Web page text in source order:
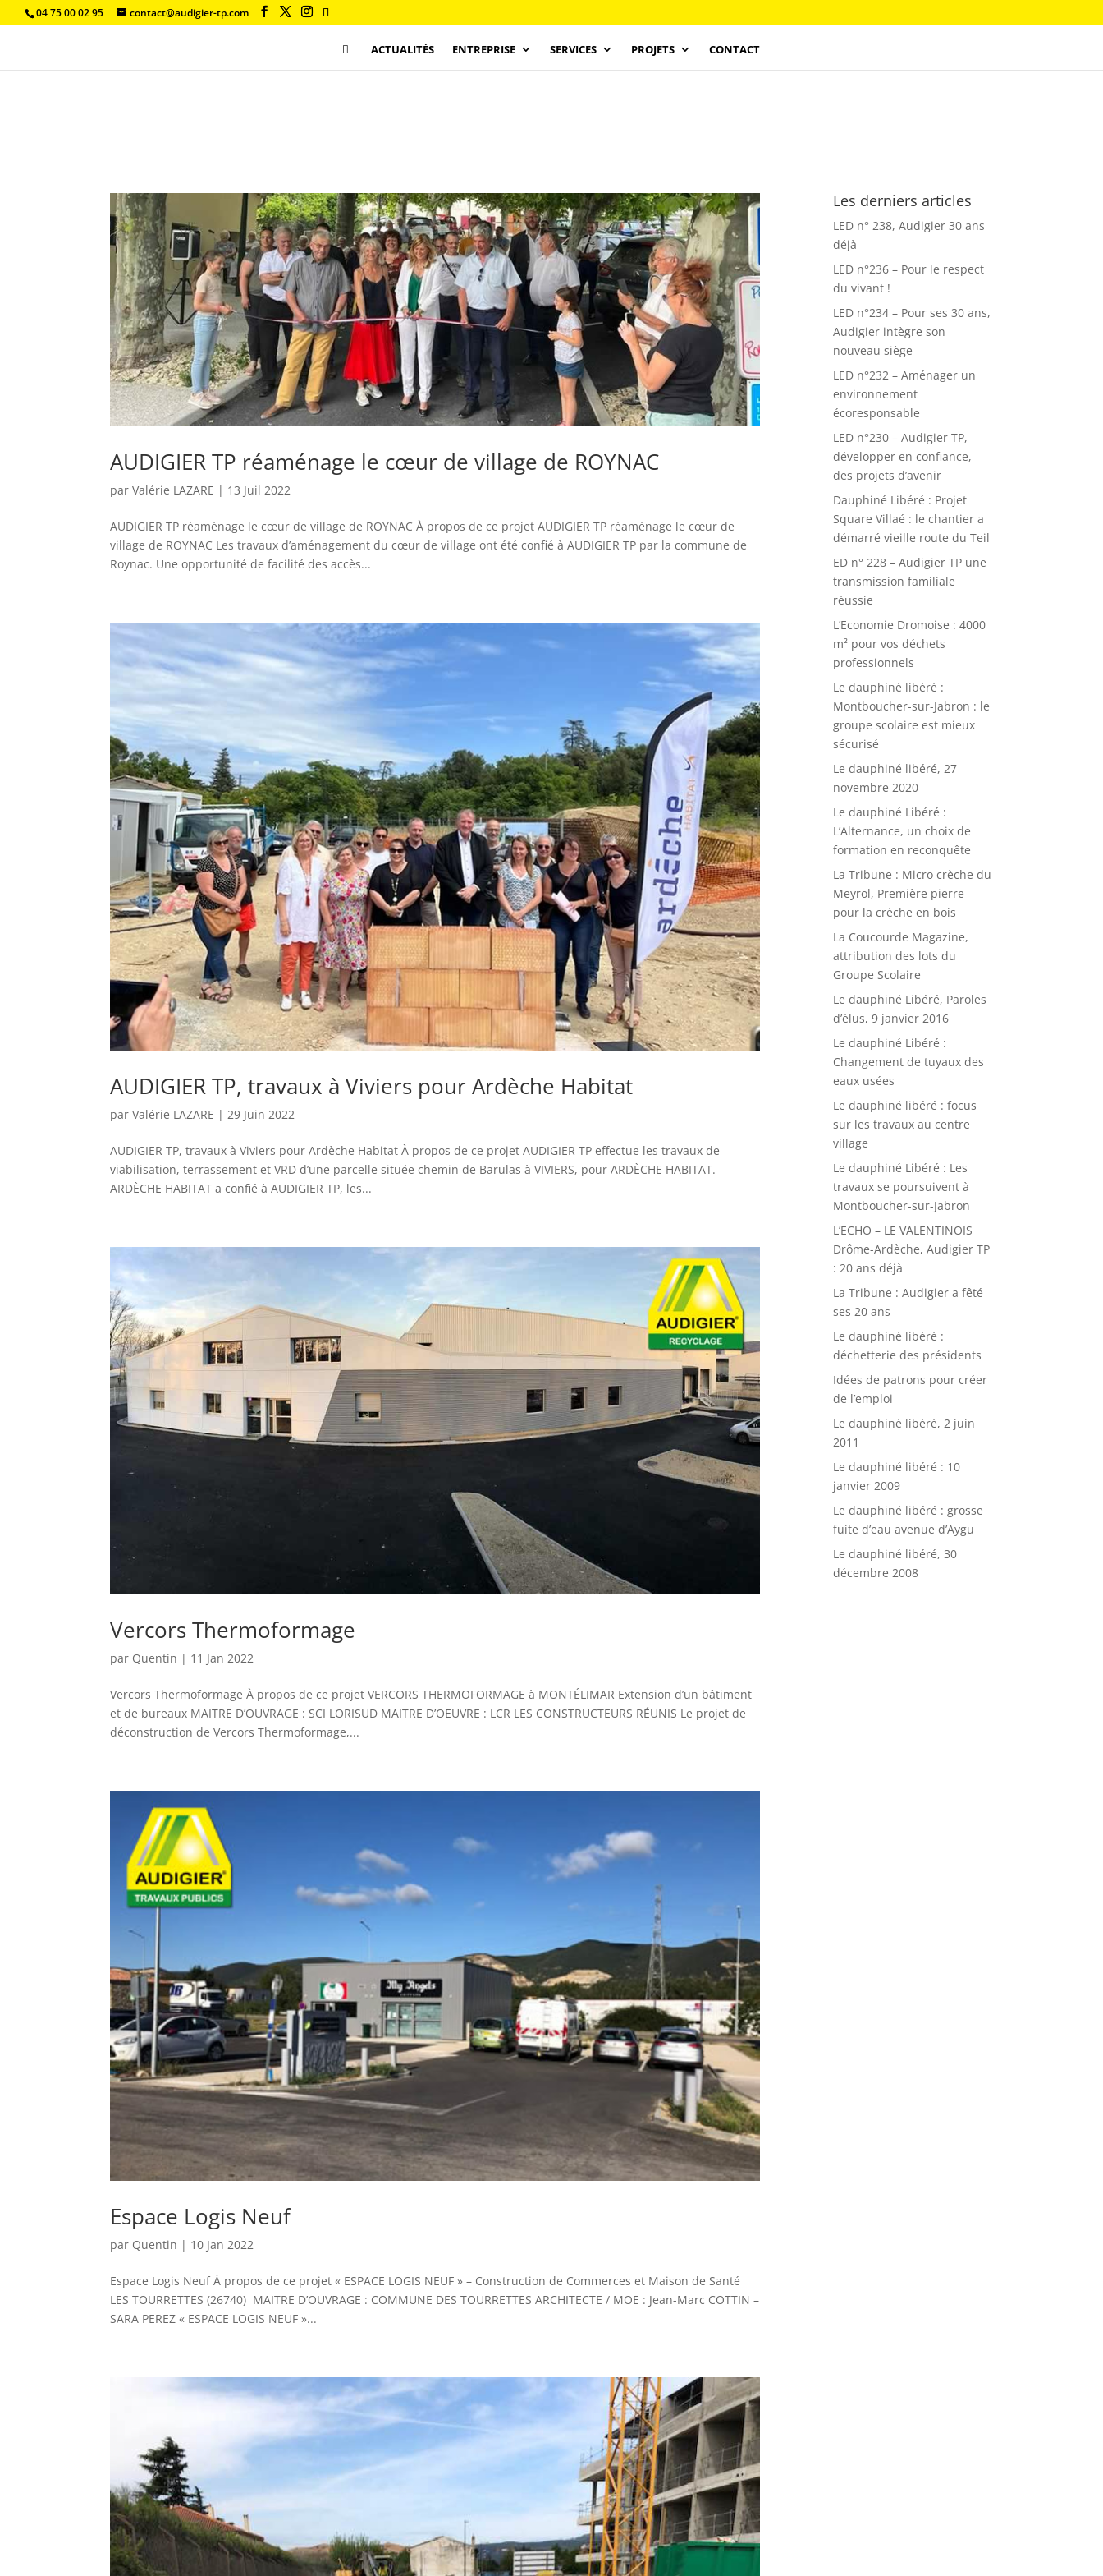
04 75 00 02 95 contact@audigier-tp.com
 ACTUALITÉS ENTREPRISE SERVICES PROJETS CONTACT
AUDIGIER TP réaménage le cœur de village de ROYNAC
parValérie LAZARE | 13 Juil 2022
AUDIGIER TP réaménage le cœur de village de ROYNAC À propos de ce projet AUDIGIER TP réaménage le cœur de
village de ROYNAC Les travaux d’aménagement du cœur de village ont été confié à AUDIGIER TP par la commune de
Roynac. Une opportunité de facilité des accès...
AUDIGIER TP, travaux à Viviers pour Ardèche Habitat
parValérie LAZARE | 29 Juin 2022
AUDIGIER TP, travaux à Viviers pour Ardèche Habitat À propos de ce projet AUDIGIER TP effectue les travaux de
viabilisation, terrassement et VRD d’une parcelle située chemin de Barulas à VIVIERS, pour ARDÈCHE HABITAT.
ARDÈCHE HABITAT a confié à AUDIGIER TP, les...
Vercors Thermoformage
par Quentin | 11 Jan 2022
Vercors Thermoformage À propos de ce projet VERCORS THERMOFORMAGE à MONTÉLIMAR Extension d’un bâtiment
et de bureaux MAITRE D’OUVRAGE : SCI LORISUD MAITRE D’OEUVRE : LCR LES CONSTRUCTEURS RÉUNIS Le projet de
déconstruction de Vercors Thermoformage,...
Espace Logis Neuf
par Quentin | 10 Jan 2022
Espace Logis Neuf À propos de ce projet « ESPACE LOGIS NEUF » – Construction de Commerces et Maison de Santé
LES TOURRETTES (26740) MAITRE D’OUVRAGE : COMMUNE DES TOURRETTES ARCHITECTE / MOE : Jean-Marc COTTIN –
SARA PEREZ « ESPACE LOGIS NEUF »...
Les derniers articles
LED n° 238, Audigier 30 ans
déjà
LED n°236 – Pour le respect
du vivant !
LED n°234 – Pour ses 30 ans,
Audigier intègre son
nouveau siège
LED n°232 – Aménager un
environnement
écoresponsable
LED n°230 – Audigier TP,
développer en confiance,
des projets d’avenir
Dauphiné Libéré : Projet
Square Villaé : le chantier a
démarré vieille route du Teil
ED n° 228 – Audigier TP une
transmission familiale
réussie
L’Economie Dromoise : 4000
m² pour vos déchets
professionnels
Le dauphiné libéré :
Montboucher-sur-Jabron : le
groupe scolaire est mieux
sécurisé
Le dauphiné libéré, 27
novembre 2020
Le dauphiné Libéré :
L’Alternance, un choix de
formation en reconquête
La Tribune : Micro crèche du
Meyrol, Première pierre
pour la crèche en bois
La Coucourde Magazine,
attribution des lots du
Groupe Scolaire
Le dauphiné Libéré, Paroles
d’élus, 9 janvier 2016
Le dauphiné Libéré :
Changement de tuyaux des
eaux usées
Le dauphiné libéré : focus
sur les travaux au centre
village
Le dauphiné Libéré : Les
travaux se poursuivent à
Montboucher-sur-Jabron
L’ECHO – LE VALENTINOIS
Drôme-Ardèche, Audigier TP
: 20 ans déjà
La Tribune : Audigier a fêté
ses 20 ans
Le dauphiné libéré :
déchetterie des présidents
Idées de patrons pour créer
de l’emploi
Le dauphiné libéré, 2 juin
2011
Le dauphiné libéré : 10
janvier 2009
Le dauphiné libéré : grosse
fuite d’eau avenue d’Aygu
Le dauphiné libéré, 30
décembre 2008